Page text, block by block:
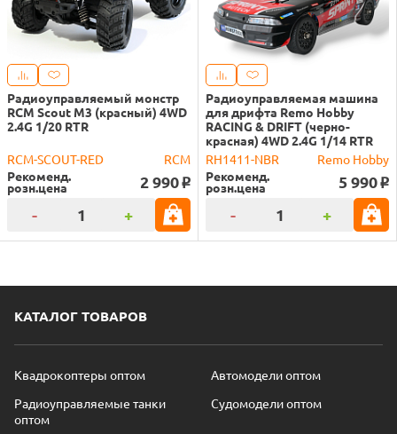
Радиоуправляемый монстр
RCM Scout M3 (красный) 4WD
2.4G 1/20 RTR
RCM-SCOUT-RED
RCM
Рекоменд.
розн.цена 2 990 o
- +
Радиоуправляемая машина
для дрифта Remo Hobby
RACING & DRIFT (черно-
красная) 4WD 2.4G 1/14 RTR
RH1411-NBR
Remo Hobby
Рекоменд.
розн.цена 5 990 o
- +
КАТАЛОГ ТОВАРОВ
Квадрокоптеры оптом
Автомодели оптом
Радиоуправляемые танки
оптом
Судомодели оптом